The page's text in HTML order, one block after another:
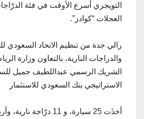
التويجري أسرع الأوقت في فئة
العجلات “كوادز”.
رالي جدة من تنظيم الاتحاد السعودي
والدراجات النارية، بالتعاون وزارة
الشريك الرسمي عبداللطيف جميل
الاستراتيجي بنك السعودي للاستثمار
أخذَت 25 سيارة، و 11 درّاجة